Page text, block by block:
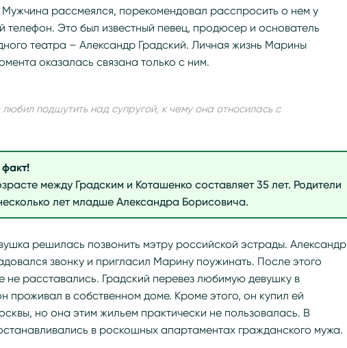
Мужчина рассмеялся, порекомендовал расспросить о нем у
телефон. Это был известный певец, продюсер и основатель
театра – Александр Градский. Личная жизнь Марины
оказалась связана только с ним.
подшутить над супругой, к чему она относилась с
между Градским и Коташенко составляет 35 лет. Родители
лет младше Александра Борисовича.
решилась позвонить мэтру российской эстрады. Александр
звонку и пригласил Марину поужинать. После этого
не расставались. Градский перевез любимую девушку в
проживал в собственном доме. Кроме этого, он купил ей
но она этим жильем практически не пользовалась. В
в роскошных апартаментах гражданского мужа.